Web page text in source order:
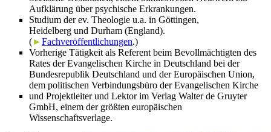
Aufklärung über psychische Erkrankungen.
Studium der ev. Theologie u.a. in Göttingen,
Heidelberg und Durham (England).
(►Fachveröffentlichungen.)
Vorherige Tätigkeit als Referent beim Bevollmächtigten des
Rates der Evangelischen Kirche in Deutschland bei der
Bundesrepublik Deutschland und der Europäischen Union,
dem politischen Verbindungsbüro der Evangelischen Kirche
und Projektleiter und Lektor im Verlag Walter de Gruyter
GmbH, einem der größten europäischen
Wissenschaftsverlage.